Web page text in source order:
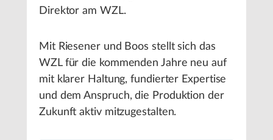
Direktor am WZL.
Mit Riesener und Boos stellt sich das
WZL für die kommenden Jahre neu auf
mit klarer Haltung, fundierter Expertise
und dem Anspruch, die Produktion der
Zukunft aktiv mitzugestalten.